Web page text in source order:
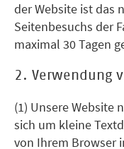
der Website ist das
Seitenbesuchs der
maximal 30 Tagen
2. Verwendung
(1) Unsere Website
sich um kleine
von Ihrem Browser